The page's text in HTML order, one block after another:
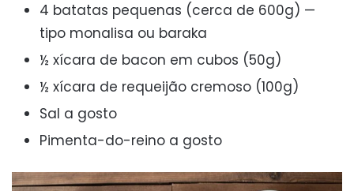
4 batatas pequenas (cerca de 600g) —
tipo monalisa ou baraka
½ xícara de bacon em cubos (50g)
½ xícara de requeijão cremoso (100g)
Sal a gosto
Pimenta-do-reino a gosto